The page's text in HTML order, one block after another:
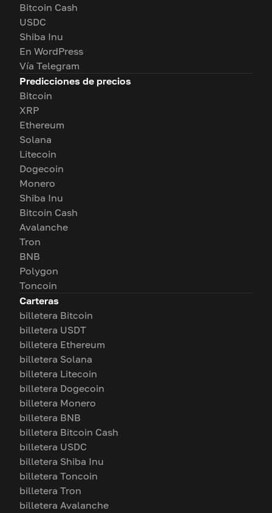
Bitcoin Cash
USDC
Shiba Inu
En WordPress
Vía Telegram
Predicciones de precios
Bitcoin
XRP
Ethereum
Solana
Litecoin
Dogecoin
Monero
Shiba Inu
Bitcoin Cash
Avalanche
Tron
BNB
Polygon
Toncoin
Carteras
billetera Bitcoin
billetera USDT
billetera Ethereum
billetera Solana
billetera Litecoin
billetera Dogecoin
billetera Monero
billetera BNB
billetera Bitcoin Cash
billetera USDC
billetera Shiba Inu
billetera Toncoin
billetera Tron
billetera Avalanche